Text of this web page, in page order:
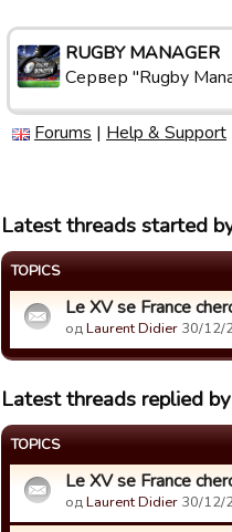
RUGBY MANAGER
Сервер "Rugby
Forums | Help & Support
Latest threads started
TOPICS
Le XV se France
одLaurent Didier 30/12/
Latest threads replied
TOPICS
Le XV se France
одLaurent Didier 30/12/